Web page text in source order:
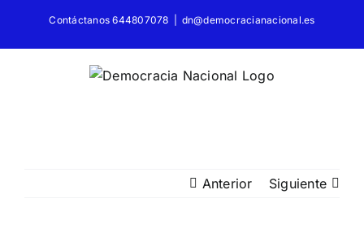
contenido
Contáctanos 644807078 dn@democracianacional.es
Anterior Siguiente